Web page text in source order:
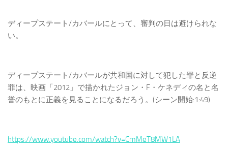
ディープステート/カバールにとって、審判の日は避けられな
い。
ディープステート/カバールが共和国に対して犯した罪と反逆
罪は、映画「2012」で描かれたジョン・F・ケネディの名と名
誉のもとに正義を見ることになるだろう。(シーン開始:1:49)
https://www.youtube.com/watch?v=CmMeT8MW1LA